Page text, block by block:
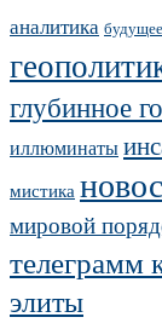
аналитика будущее
глубинное
иллюминаты
мистика
мировой
телеграмм
элиты